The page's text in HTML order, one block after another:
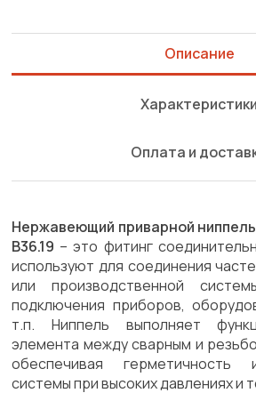
Описание
Характеристики
Оплата и
Нержавеющий приварной ниппель
B36.19 – это фитинг
используют для соединения
или производственной
подключения приборов,
т.п. Ниппель выполняет
элемента между сварным и
обеспечивая герметичность
системы при высоких давлениях и